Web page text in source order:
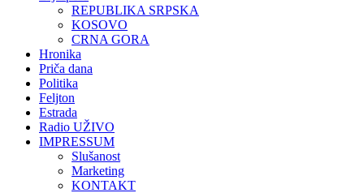
REPUBLIKA SRPSKA
KOSOVO
CRNA GORA
Hronika
Priča dana
Politika
Feljton
Estrada
Radio UŽIVO
IMPRESSUM
Slušanost
Marketing
KONTAKT